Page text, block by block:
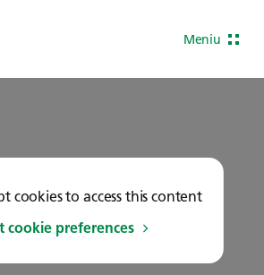
Meniu
cookies to access this content
cookie preferences